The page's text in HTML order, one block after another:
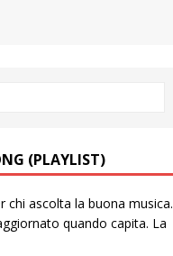
(PLAYLIST)
chi ascolta la buona musica.
quando capita. La